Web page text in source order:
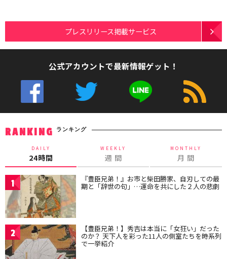
プレスリリース掲載サービス
公式アカウントで最新情報ゲット！
RANKING ランキング
DAILY
24時間
WEEKLY
週 間
MONTHLY
月 間
1 『豊臣兄弟！』お市と柴田勝家、自刃しての最
期と「辞世の句」…運命を共にした２人の悲劇
2 【豊臣兄弟！】秀吉は本当に「女狂い」だった
のか？ 天下人を彩った11人の側室たちを時系列
で一挙紹介